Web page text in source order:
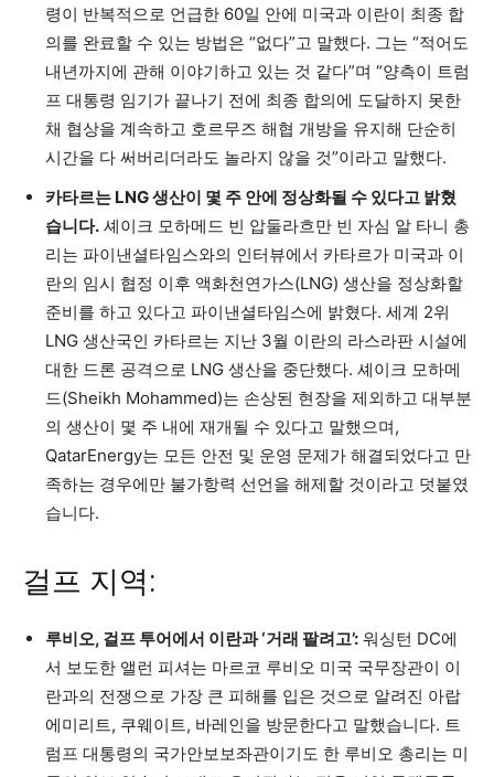
령이 반복적으로 언급한 60일 안에 미국과 이란이 최종 합
의를 완료할 수 있는 방법은 “없다”고 말했다. 그는 “적어도
내년까지에 관해 이야기하고 있는 것 같다”며 “양측이 트럼
프 대통령 임기가 끝나기 전에 최종 합의에 도달하지 못한
채 협상을 계속하고 호르무즈 해협 개방을 유지해 단순히
시간을 다 써버리더라도 놀라지 않을 것”이라고 말했다.
카타르는 LNG 생산이 몇 주 안에 정상화될 수 있다고 밝혔
습니다. 셰이크 모하메드 빈 압둘라흐만 빈 자심 알 타니 총
리는 파이낸셜타임스와의 인터뷰에서 카타르가 미국과 이
란의 임시 협정 이후 액화천연가스(LNG) 생산을 정상화할
준비를 하고 있다고 파이낸셜타임스에 밝혔다. 세계 2위
LNG 생산국인 카타르는 지난 3월 이란의 라스라판 시설에
대한 드론 공격으로 LNG 생산을 중단했다. 셰이크 모하메
드(Sheikh Mohammed)는 손상된 현장을 제외하고 대부분
의 생산이 몇 주 내에 재개될 수 있다고 말했으며,
QatarEnergy는 모든 안전 및 운영 문제가 해결되었다고 만
족하는 경우에만 불가항력 선언을 해제할 것이라고 덧붙였
습니다.
걸프 지역:
루비오, 걸프 투어에서 이란과 ‘거래 팔려고’: 워싱턴 DC에
서 보도한 앨런 피셔는 마르코 루비오 미국 국무장관이 이
란과의 전쟁으로 가장 큰 피해를 입은 것으로 알려진 아랍
에미리트, 쿠웨이트, 바레인을 방문한다고 말했습니다. 트
럼프 대통령의 국가안보보좌관이기도 한 루비오 총리는 미